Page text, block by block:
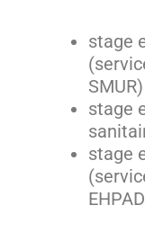
stage
stage
stage